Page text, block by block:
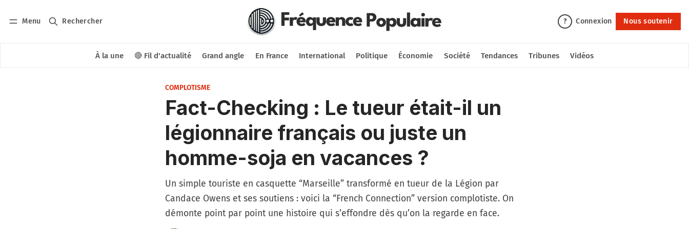
Menu Rechercher ? Connexion Nous soutenir
À la une 🔴 Fil d'actualité Grand angle En France International Politique Économie Société Tendances Tribunes Vidéos
Nous soutenir
COMPLOTISME
Fact-Checking : Le tueur était-il un
légionnaire français ou juste un
homme-soja en vacances ?
Un simple touriste en casquette “Marseille” transformé en tueur de la Légion par
Candace Owens et ses soutiens : voici la “French Connection” version complotiste. On
démonte point par point une histoire qui s’effondre dès qu’on la regarde en face.